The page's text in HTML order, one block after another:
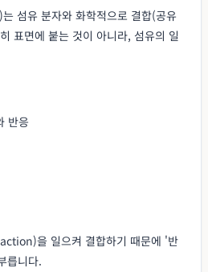
섬유 분자와 화학적으로 결합(공유
표면에 붙는 것이 아니라, 섬유의 일
반응
을 일으켜 결합하기 때문에 '반
릅니다.